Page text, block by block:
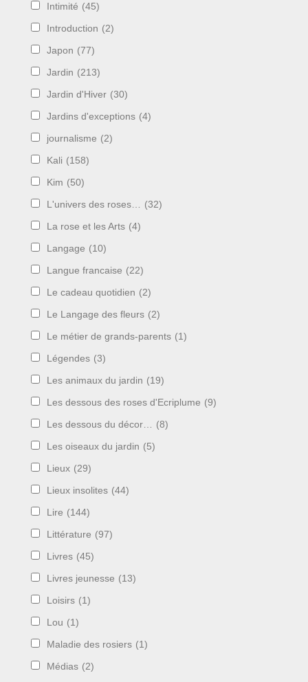
Intimité (45)
Introduction (2)
Japon (77)
Jardin (213)
Jardin d'Hiver (30)
Jardins d'exceptions (4)
journalisme (2)
Kali (158)
Kim (50)
L'univers des roses… (32)
La rose et les Arts (4)
Langage (10)
Langue francaise (22)
Le cadeau quotidien (2)
Le Langage des fleurs (2)
Le métier de grands-parents (1)
Légendes (3)
Les animaux du jardin (19)
Les dessous des roses d'Ecriplume (9)
Les dessous du décor… (8)
Les oiseaux du jardin (5)
Lieux (29)
Lieux insolites (44)
Lire (144)
Littérature (97)
Livres (45)
Livres jeunesse (13)
Loisirs (1)
Lou (1)
Maladie des rosiers (1)
Médias (2)